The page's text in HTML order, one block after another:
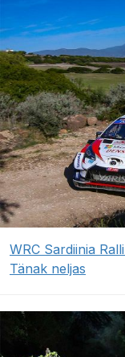
WRC Sardiinia
Tänak neljas